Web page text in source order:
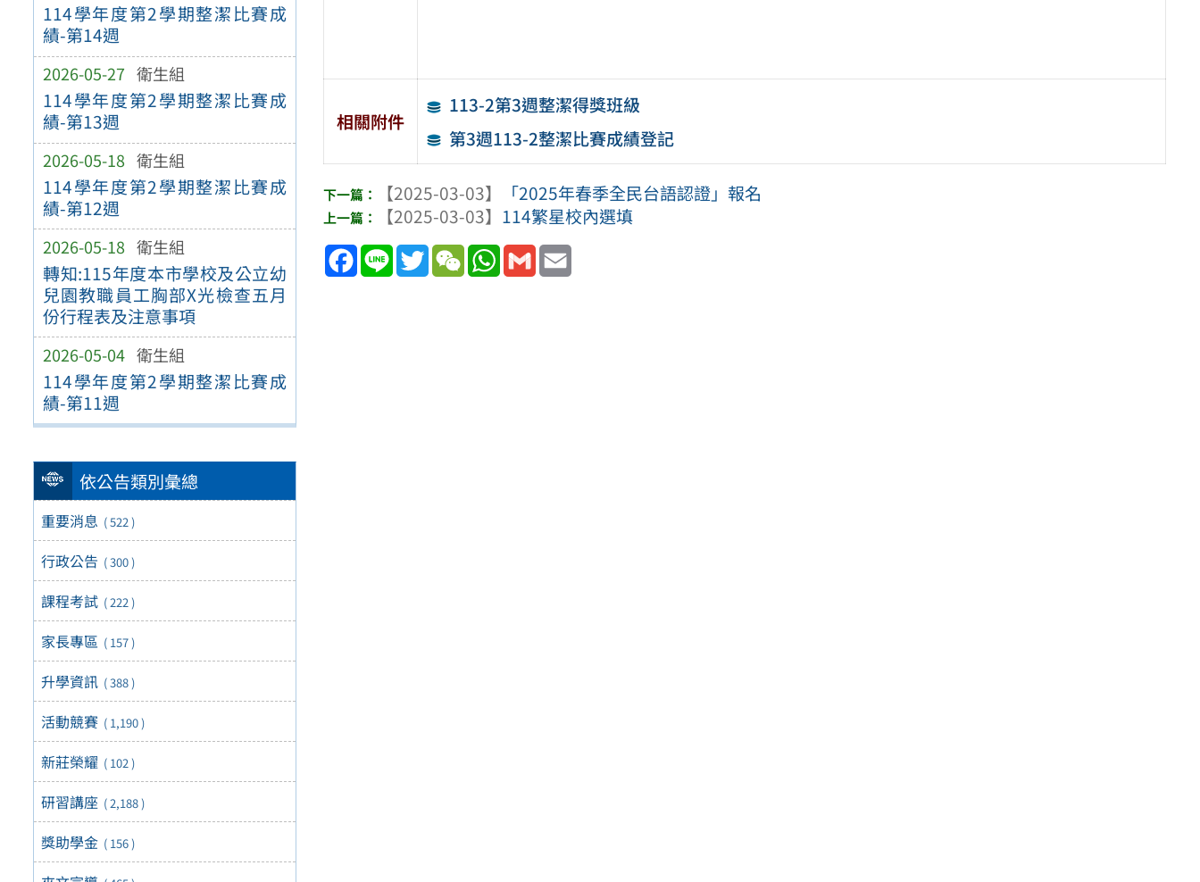
114學年度第2學期整潔比賽成
績-第14週
2026-05-27 衛生組
114學年度第2學期整潔比賽成
績-第13週
2026-05-18 衛生組
114學年度第2學期整潔比賽成
績-第12週
2026-05-18 衛生組
轉知:115年度本市學校及公立幼
兒園教職員工胸部X光檢查五月
份行程表及注意事項
2026-05-04 衛生組
114學年度第2學期整潔比賽成
績-第11週
依公告類別彙總
重要消息 ( 522 )
行政公告 ( 300 )
課程考試 ( 222 )
家長專區 ( 157 )
升學資訊 ( 388 )
活動競賽 ( 1,190 )
新莊榮耀 ( 102 )
研習講座 ( 2,188 )
獎助學金 ( 156 )
相關附件
113-2第3週整潔得獎班級
第3週113-2整潔比賽成績登記
【2025-03-03】
「2025年春季全民台語認證」報名
【2025-03-03】 114繁星校內選填
Facebook
Line TwitterWeChatWhatsApp
Gmail